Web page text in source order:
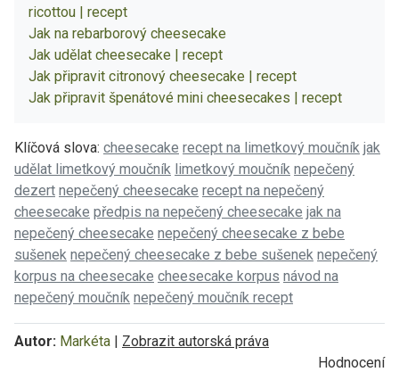
ricottou | recept
Jak na rebarborový cheesecake
Jak udělat cheesecake | recept
Jak připravit citronový cheesecake | recept
Jak připravit špenátové mini cheesecakes | recept
Klíčová slova: cheesecake recept na limetkový moučník jak
udělat limetkový moučník limetkový moučník nepečený
dezert nepečený cheesecake recept na nepečený
cheesecake předpis na nepečený cheesecake jak na
nepečený cheesecake nepečený cheesecake z bebe
sušenek nepečený cheesecake z bebe sušenek nepečený
korpus na cheesecake cheesecake korpus návod na
nepečený moučník nepečený moučník recept
Autor: Markéta | Zobrazit autorská práva
Hodnocení